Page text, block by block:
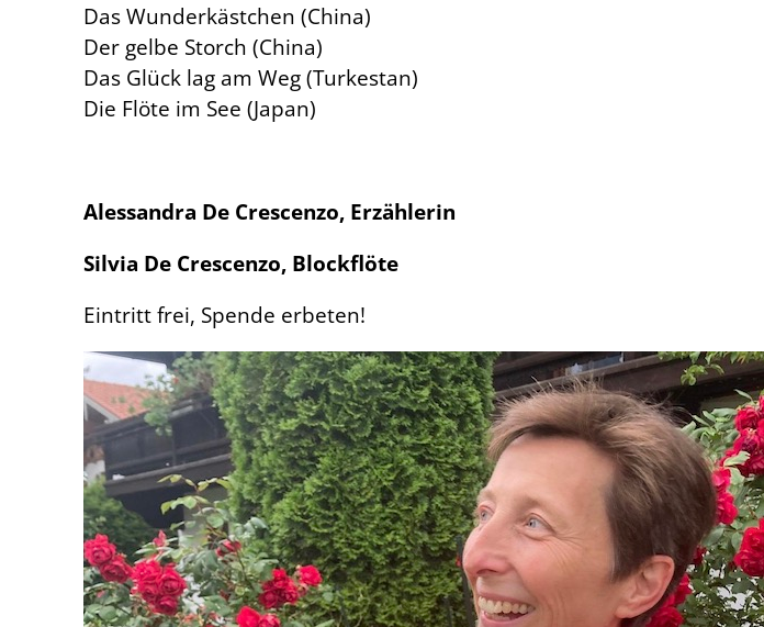
Das Wunderkästchen (China)
Der gelbe Storch (China)
Das Glück lag am Weg (Turkestan)
Die Flöte im See (Japan)
Alessandra De Crescenzo, Erzählerin
Silvia De Crescenzo, Blockflöte
Eintritt frei, Spende erbeten!